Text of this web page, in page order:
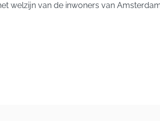
welzijn van de inwoners van